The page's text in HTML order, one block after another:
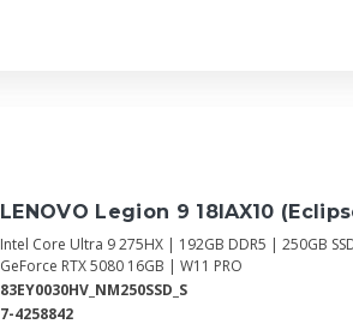
LENOVO Legion 9 18IAX10
Intel Core Ultra 9 275HX | 192GB DDR5 | 250GB
GeForce RTX 5080 16GB | W11 PRO
83EY0030HV_NM250SSD_S
7-4258842